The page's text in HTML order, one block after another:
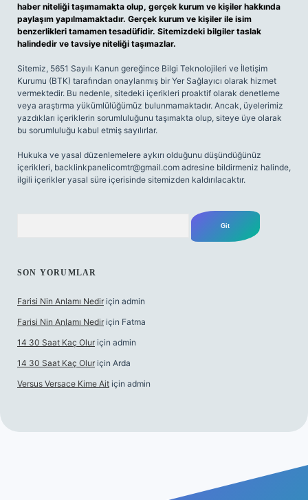
haber niteliği taşımamakta olup, gerçek kurum ve kişiler hakkında
paylaşım yapılmamaktadır. Gerçek kurum ve kişiler ile isim
benzerlikleri tamamen tesadüfidir. Sitemizdeki bilgiler taslak
halindedir ve tavsiye niteliği taşımazlar.
Sitemiz, 5651 Sayılı Kanun gereğince Bilgi Teknolojileri ve İletişim
Kurumu (BTK) tarafından onaylanmış bir Yer Sağlayıcı olarak hizmet
vermektedir. Bu nedenle, sitedeki içerikleri proaktif olarak denetleme
veya araştırma yükümlülüğümüz bulunmamaktadır. Ancak, üyelerimiz
yazdıkları içeriklerin sorumluluğunu taşımakta olup, siteye üye olarak
bu sorumluluğu kabul etmiş sayılırlar.
Hukuka ve yasal düzenlemelere aykırı olduğunu düşündüğünüz
içerikleri, backlinkpanelicomtr@gmail.com adresine bildirmeniz halinde,
ilgili içerikler yasal süre içerisinde sitemizden kaldırılacaktır.
SON YORUMLAR
Farisi Nin Anlamı Nedir için admin
Farisi Nin Anlamı Nedir için Fatma
14 30 Saat Kaç Olur için admin
14 30 Saat Kaç Olur için Arda
Versus Versace Kime Ait için admin